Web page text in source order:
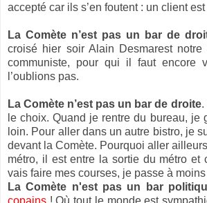
accepté car ils s’en foutent : un client
La Comète n’est pas un bar de
croisé hier soir Alain Desmarest notre
communiste, pour qui il faut encore
l’oublions pas.
La Comète n’est pas un bar de droite.
le choix. Quand je rentre du bureau, je
loin. Pour aller dans un autre bistro, je
devant la Comète. Pourquoi aller
métro, il est entre la sortie du métro et
vais faire mes courses, je passe à
La Comète n'est pas un bar
copains ! Où tout le monde est